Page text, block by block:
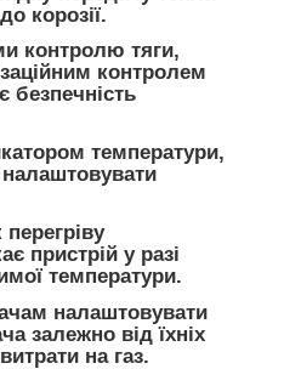
корозії.
контролю тяги,
контролем
температури,
пристрій у разі
температури.
налаштовувати
залежно від їхніх
на газ.